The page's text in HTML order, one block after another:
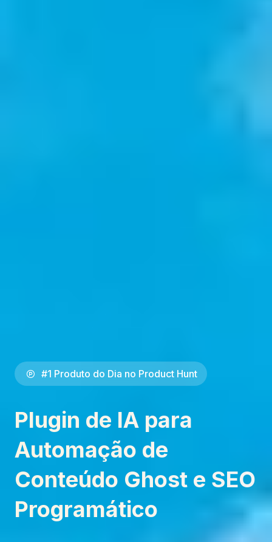
#1 Produto do Dia no Product Hunt
Plugin de IA para
Automação de
Conteúdo Ghost e SEO
Programático